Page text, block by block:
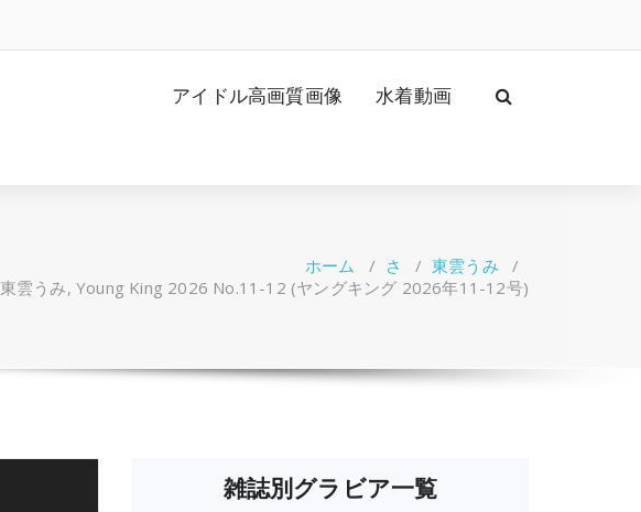
アイドル高画質画像 水着動画
ホーム / さ / 東雲うみ /
東雲うみ, Young King 2026 No.11-12 (ヤングキング 2026年11-12号)
雑誌別グラビア一覧